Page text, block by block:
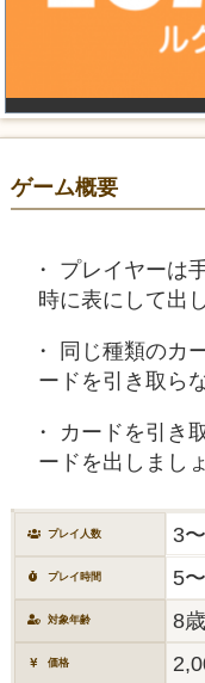
ゲーム概要
プレイヤーは
時に表にして出
同じ種類のカ
ードを引き取ら
カードを引き
ードを出しまし
プレイ人数 3
プレイ時間 5
対象年齢 8
価格